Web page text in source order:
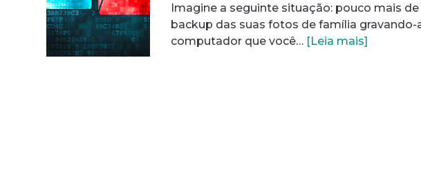
Imagine a seguinte situação: pouco mais
backup das suas fotos de família gravando-
computador que você… [Leia mais]